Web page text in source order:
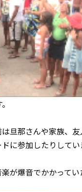
旦那さんや家族、
に参加したりして
が爆音でかかって